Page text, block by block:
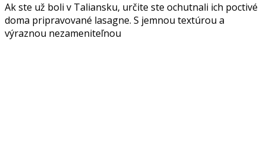
Ak ste už boli v Taliansku, určite ste ochutnali ich poctivé
doma pripravované lasagne. S jemnou textúrou a
výraznou nezameniteľnou